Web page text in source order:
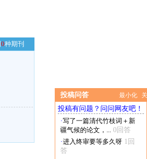
投稿问答 最小化
投稿有问题？问问网友吧！
·写了一篇清代竹枝词＋新
疆气候的论文，... 0回答
·进入终审要等多久呀 1回
答
0种期刊